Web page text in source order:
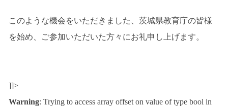
このような機会をいただきました、茨城県教育庁の皆様
を始め、ご参加いただいた方々にお礼申し上げます。
]]>
Warning: Trying to access array offset on value of type bool in